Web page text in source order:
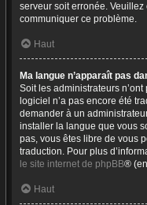
serveur soit erronée.
communiquer ce problème.
Haut
Ma langue n’apparaît pas
Soit les administrateurs
logiciel n’a pas encore été
demander à un
installer la langue que vous
pas, vous êtes libre de vous
traduction. Pour plus
le site internet de phpBB®
Haut